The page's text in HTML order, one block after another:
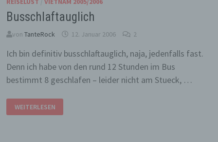
Busschlaftauglich
von TanteRock 12. Januar 2006 2
Ich bin definitiv busschlaftauglich, naja, jedenfalls fast.
Denn ich habe von den rund 12 Stunden im Bus
bestimmt 8 geschlafen – leider nicht am Stueck, …
WEITERLESEN